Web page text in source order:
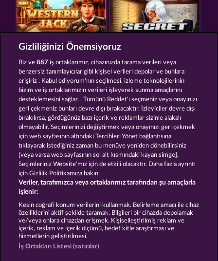
ROMAN LEGION XTREME FORT BRAVE
Hüküm ve Koşullar Gizlilik Beyanı Künye
Şirket SSS Facebook
İptal talebini gönder
Gizliliğinizi Önemsiyoruz
Biz ve887 iş ortaklarımız, cihazınızda tarama verileri veya
benzersiz tanımlayıcılar gibi kişisel verileri depolar ve bunlara
erişiriz . Kabul ediyorum'nın seçilmesi, izleme teknolojilerinin
bizim ve iş ortaklarımızın verileri işleyerek sunma amaçlarını
desteklemesini sağlar. . Tümünü Reddet'ı seçmeniz veya onayınızı
geri çekmeniz bunları devre dışı bırakacaktır. İzleyiciler devre dışı
bırakılırsa, gördüğünüz bazı içerik ve reklamlar sizinle alakalı
olmayabilir. Seçimlerinizi değiştirmek veya onayınızı geri çekmek
için web sayfasının altındaki Tercihleri Yönet bağlantısına
tıklayarak istediğiniz zaman bu menüye yeniden dönebilirsiniz
[veya varsa web sayfasının sol alt kısmındaki kayan simge].
Seçimleriniz Website'mız için de etkili olacaktır. Daha fazla ayrıntı
için Gizlilik Politikamıza bakın.
Veriler, tarafımızca veya ortaklarımız tarafından şu amaçlarla
işlenir:
Kesin coğrafi konum verilerini kullanmak. Belirleme amacı ile cihaz
özelliklerini aktif şekilde taramak. Bilgileri bir cihazda depolamak
ve/veya onlara cihazdan erişmek. Kişiselleştirilmiş reklam ve
içerik, reklam ve içerik ölçümü, hedef kitle araştırması ve
hizmetlerin geliştirilmesi.
İş Ortakları Listesi (satıcılar)